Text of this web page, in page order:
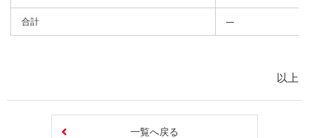
合計
以上
一覧へ戻る